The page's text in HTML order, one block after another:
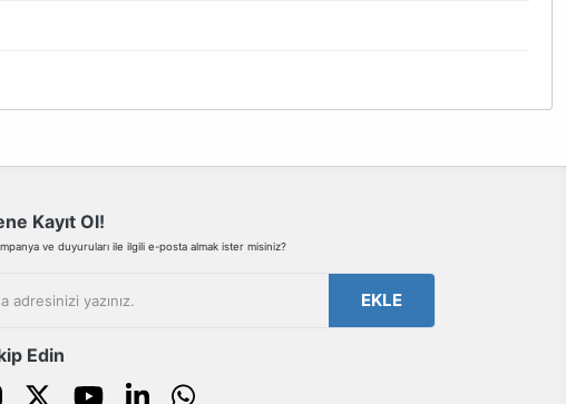
Kayıt Ol!
ve duyuruları ile ilgili e-posta almak ister misiniz?
EKLE
Edin